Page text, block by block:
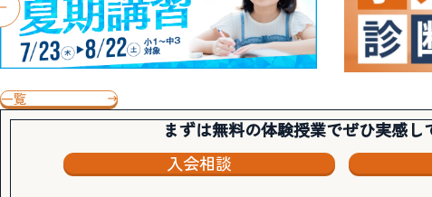
一覧
まずは無料の体験授業でぜひ実感し
入会相談